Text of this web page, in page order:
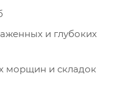
и глубоких
морщин и складок